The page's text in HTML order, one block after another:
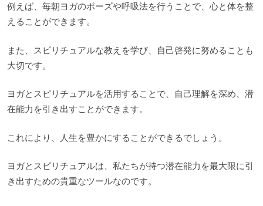
例えば、毎朝ヨガのポーズや呼吸法を行うことで、心と体を整
えることができます。
また、スピリチュアルな教えを学び、自己啓発に努めることも
大切です。
ヨガとスピリチュアルを活用することで、自己理解を深め、潜
在能力を引き出すことができます。
これにより、人生を豊かにすることができるでしょう。
ヨガとスピリチュアルは、私たちが持つ潜在能力を最大限に引
き出すための貴重なツールなのです。